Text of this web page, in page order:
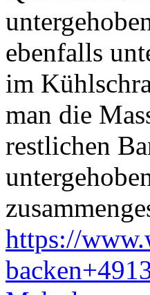
ebenfalls
im
man die
restlichen
https://